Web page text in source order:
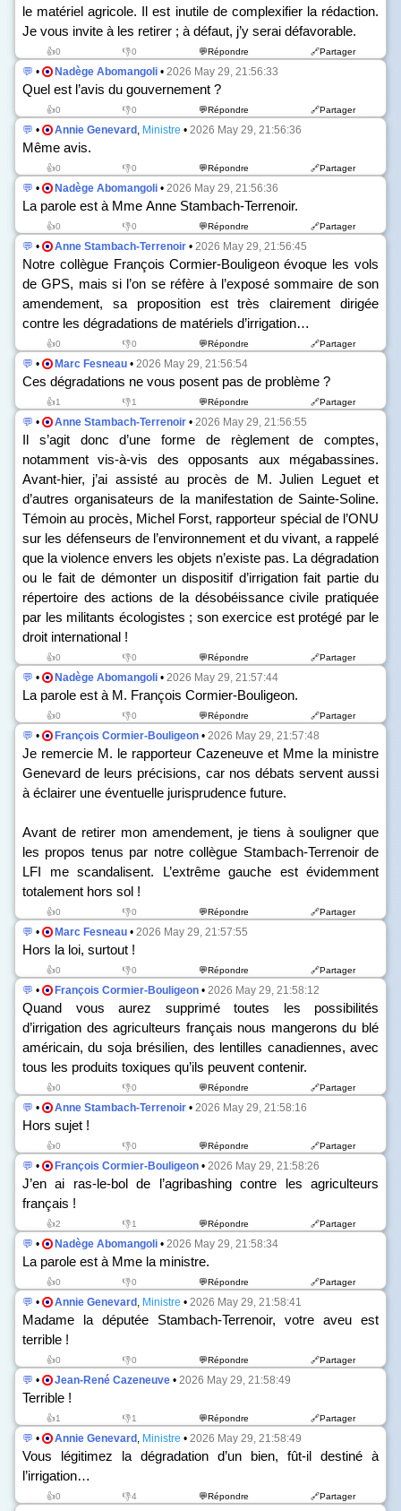
le matériel agricole. Il est inutile de complexifier la rédaction.
Je vous invite à les retirer ; à défaut, j’y serai défavorable.
👍0 👎0 💬Répondre 🔗Partager
💬 • Nadège Abomangoli • 2026 May 29, 21:56:33
Quel est l’avis du gouvernement ?
👍0 👎0 💬Répondre 🔗Partager
💬 • Annie Genevard , Ministre • 2026 May 29, 21:56:36
Même avis.
👍0 👎0 💬Répondre 🔗Partager
💬 • Nadège Abomangoli • 2026 May 29, 21:56:36
La parole est à Mme Anne Stambach-Terrenoir.
👍0 👎0 💬Répondre 🔗Partager
💬 • Anne Stambach-Terrenoir • 2026 May 29, 21:56:45
Notre collègue François Cormier-Bouligeon évoque les vols
de GPS, mais si l’on se réfère à l’exposé sommaire de son
amendement, sa proposition est très clairement dirigée
contre les dégradations de matériels d’irrigation…
👍0 👎0 💬Répondre 🔗Partager
💬 • Marc Fesneau • 2026 May 29, 21:56:54
Ces dégradations ne vous posent pas de problème ?
👍1 👎1 💬Répondre 🔗Partager
💬 • Anne Stambach-Terrenoir • 2026 May 29, 21:56:55
Il s’agit donc d’une forme de règlement de comptes,
notamment vis-à-vis des opposants aux mégabassines.
Avant-hier, j’ai assisté au procès de M. Julien Leguet et
d’autres organisateurs de la manifestation de Sainte-Soline.
Témoin au procès, Michel Forst, rapporteur spécial de l’ONU
sur les défenseurs de l’environnement et du vivant, a rappelé
que la violence envers les objets n’existe pas. La dégradation
ou le fait de démonter un dispositif d’irrigation fait partie du
répertoire des actions de la désobéissance civile pratiquée
par les militants écologistes ; son exercice est protégé par le
droit international !
👍0 👎0 💬Répondre 🔗Partager
💬 • Nadège Abomangoli • 2026 May 29, 21:57:44
La parole est à M. François Cormier-Bouligeon.
👍0 👎0 💬Répondre 🔗Partager
💬 • François Cormier-Bouligeon • 2026 May 29, 21:57:48
Je remercie M. le rapporteur Cazeneuve et Mme la ministre
Genevard de leurs précisions, car nos débats servent aussi
à éclairer une éventuelle jurisprudence future.
Avant de retirer mon amendement, je tiens à souligner que
les propos tenus par notre collègue Stambach-Terrenoir de
LFI me scandalisent. L’extrême gauche est évidemment
totalement hors sol !
👍0 👎0 💬Répondre 🔗Partager
💬 • Marc Fesneau • 2026 May 29, 21:57:55
Hors la loi, surtout !
👍0 👎0 💬Répondre 🔗Partager
💬 • François Cormier-Bouligeon • 2026 May 29, 21:58:12
Quand vous aurez supprimé toutes les possibilités
d’irrigation des agriculteurs français nous mangerons du blé
américain, du soja brésilien, des lentilles canadiennes, avec
tous les produits toxiques qu’ils peuvent contenir.
👍0 👎0 💬Répondre 🔗Partager
💬 • Anne Stambach-Terrenoir • 2026 May 29, 21:58:16
Hors sujet !
👍0 👎0 💬Répondre 🔗Partager
💬 • François Cormier-Bouligeon • 2026 May 29, 21:58:26
J’en ai ras-le-bol de l’agribashing contre les agriculteurs
français !
👍2 👎1 💬Répondre 🔗Partager
💬 • Nadège Abomangoli • 2026 May 29, 21:58:34
La parole est à Mme la ministre.
👍0 👎0 💬Répondre 🔗Partager
💬 • Annie Genevard , Ministre • 2026 May 29, 21:58:41
Madame la députée Stambach-Terrenoir, votre aveu est
terrible !
👍0 👎0 💬Répondre 🔗Partager
💬 • Jean-René Cazeneuve • 2026 May 29, 21:58:49
Terrible !
👍1 👎1 💬Répondre 🔗Partager
💬 • Annie Genevard , Ministre • 2026 May 29, 21:58:49
Vous légitimez la dégradation d’un bien, fût-il destiné à
l’irrigation…
👍0 👎4 💬Répondre 🔗Partager